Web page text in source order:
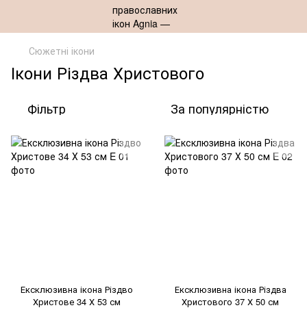
Сюжетні ікони
Ікони Різдва Христового
Фільтр За популярністю
Ексклюзивна ікона Різдво
Христове 34 Х 53 см
Ексклюзивна ікона Різдва
Христового 37 Х 50 см